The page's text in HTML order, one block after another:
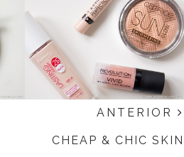
ANTERIOR
CHEAP & CHIC SKIN